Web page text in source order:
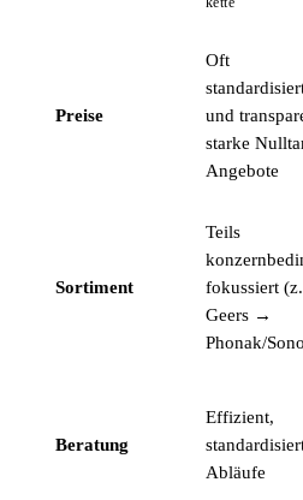
Preise
Oft
und
starke
Angebote
Sortiment
Teils
fokussiert
Geers →
Phonak/
Beratung
Effizient,
Abläufe